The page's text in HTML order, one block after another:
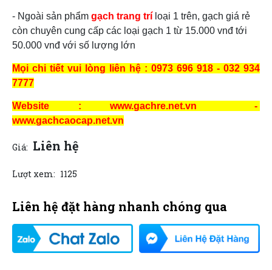
- Ngoài sản phẩm gạch trang trí loại 1 trên, gạch giá rẻ
còn chuyên cung cấp các loại gạch 1 từ 15.000 vnđ tới
50.000 vnđ với số lượng lớn
Mọi chi tiết vui lòng liên hệ : 0973 696 918 - 032 934
7777
Website : www.gachre.net.vn -
www.gachcaocap.net.vn
Giá: Liên hệ
Lượt xem: 1125
Liên hệ đặt hàng nhanh chóng qua